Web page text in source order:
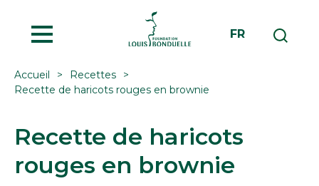
FR
Accueil
Recettes
Recette de haricots rouges en brownie
Recette de haricots
rouges en brownie